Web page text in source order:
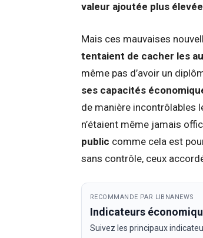
valeur ajoutée plus élevée
Mais ces mauvaises
tentaient de cacher les
même pas d’avoir un
ses capacités
de manière incontrôlables
n’étaient même jamais
public comme cela est
sans contrôle, ceux
RECOMMANDE PAR LIBNANEWS
Indicateurs
Suivez les principaux